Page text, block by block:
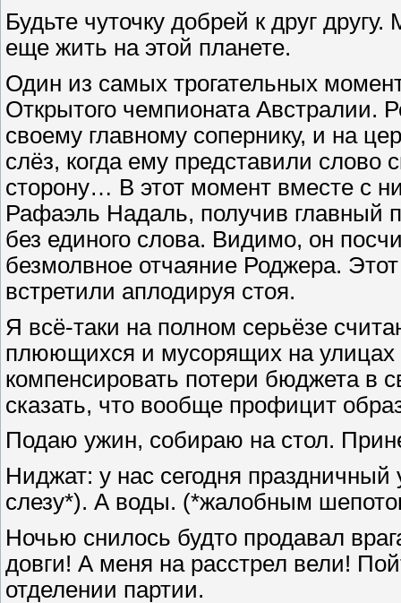
Будьте чуточку добрей к друг
еще жить на этой планете.
Один из самых трогательных
Открытого чемпионата Австралии.
своему главному сопернику, и на
слёз, когда ему представили слово
сторону… В этот момент вместе с
Рафаэль Надаль, получив главный
без единого слова. Видимо, он
безмолвное отчаяние Роджера.
встретили аплодируя стоя.
Я всё-таки на полном серьёзе
плюющихся и мусорящих на улицах
компенсировать потери бюджета
сказать, что вообще профицит
Подаю ужин, собираю на стол.
Ниджат: у нас сегодня
слезу*). А воды. (*жалобным
Ночью снилось будто продавал
довги! А меня на расстрел вели!
отделении партии.